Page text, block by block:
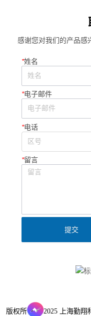
感谢您对我们的产品感
*姓名
*电子邮件
*电话
*留言
提交
版权所有 © 2025 上海勤